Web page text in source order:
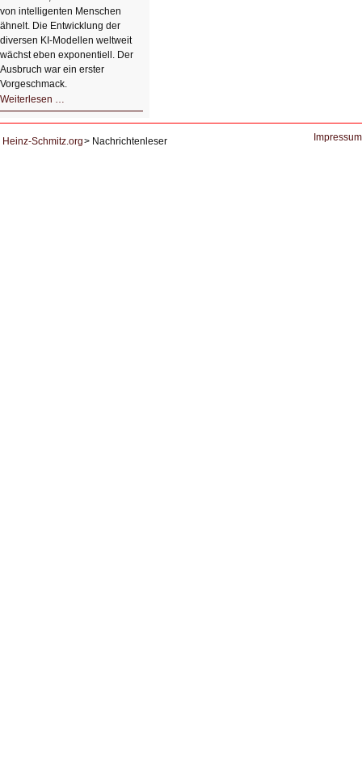
von intelligenten Menschen
ähnelt. Die Entwicklung der
diversen KI-Modellen weltweit
wächst eben exponentiell. Der
Ausbruch war ein erster
Vorgeschmack.
Weiterlesen …
Der
KI
Heinz-Schmitz.org Nachrichtenleser Impressum